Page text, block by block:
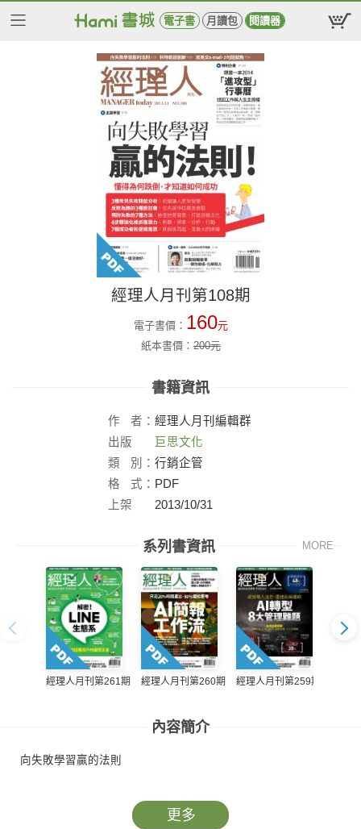
電子書 月讀包 閱讀器
經理人月刊第108期
電子書價： 160元
紙本書價：200元
書籍資訊
作 者： 經理人月刊編輯群
出版
社：
巨思文化
類
別： 行銷企管
格
式： PDF
上架
2013/10/31
系列書資訊 MORE
經理人月刊第261期 經理人月刊第260期 經理人月刊第259期
內容簡介
向失敗學習贏的法則
更多